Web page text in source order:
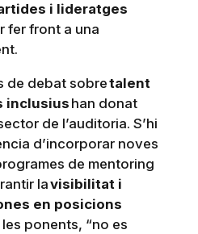
i lideratges
fer front a una
de debat sobretalent
inclusius han donat
de l’auditoria. S’hi
d’incorporar noves
de mentoring
lavisibilitat i
en posicions
ponents, “no es